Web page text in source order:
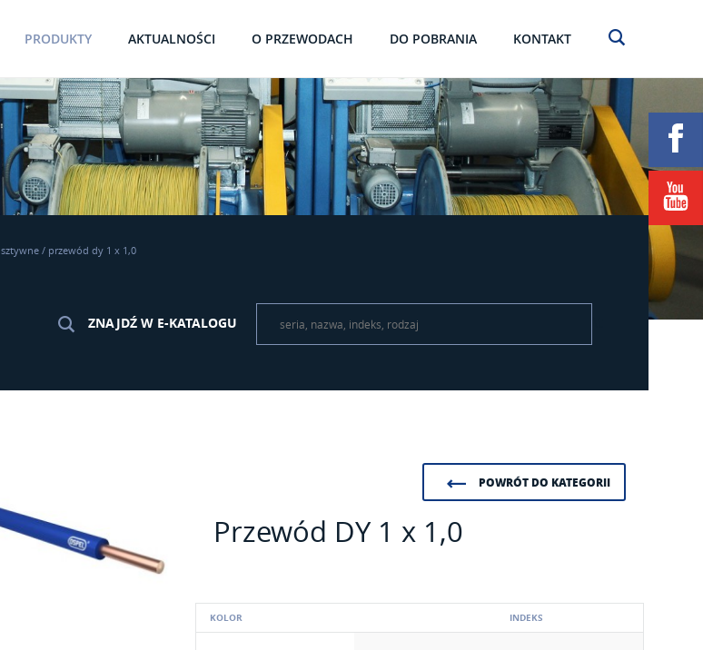
PRODUKTY AKTUALNOŚCI O PRZEWODACH DO POBRANIA KONTAKT
sztywne / przewód dy 1 x 1,0
ZNAJDŹ W E-KATALOGU
POWRÓT DO KATEGORII
Przewód DY 1 x 1,0
KOLOR INDEKS